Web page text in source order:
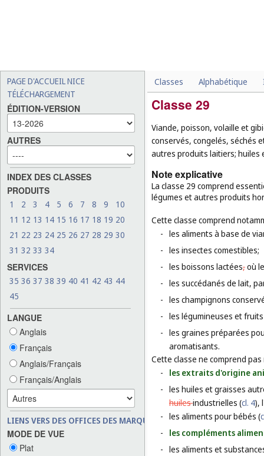
PAGE D'ACCUEIL NICE
TÉLÉCHARGEMENT
ÉDITION-VERSION
AUTRES
INDEX DES CLASSES
PRODUITS
1 2 3 4 5 6 7 8 9
10
11 12 13 14 15 16 17 18 19 20
21 22 23 24 25 26 27 28 29 30
31 32 33 34
SERVICES
35 36 37 38 39 40 41 42 43 44
45
LANGUE
Anglais
Français
Anglais/Français
Français/Anglais
LIENS VERS DES OFFICES DES MARQUES
MODE DE VUE
Plat
Classes Alphabétique
Classe 29
Viande, poisson, volaille et
conservés, congelés, séchés
autres produits laitiers; huiles
Note explicative
La classe 29 comprend
légumes et autres produits
Cette classe comprend
- les aliments à base de
- les insectes comestibles;
- les boissons lactées,où
- les succédanés de lait,
- les champignons
- les légumineuses et
- les graines préparées
aromatisants.
Cette classe ne comprend
-
les extraits d'origine
- les huiles et graisses
huilesindustrielles (cl. 4),
- les aliments pour bébés (
-
les compléments
- les aliments et